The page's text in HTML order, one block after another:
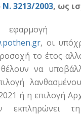
N. 3213/2003, ως
, οι
το έτος
να
ή η επιλογή
εκπληρώνει